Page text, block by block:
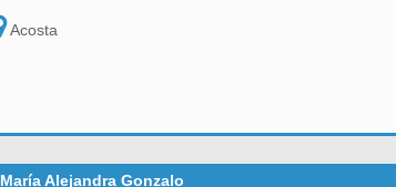
Acosta
María Alejandra Gonzalo